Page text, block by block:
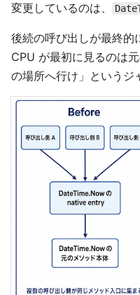
変更しているのは、
後続の呼び出しが最終的
CPU が最初に見るのは
の場所へ行け」というジ